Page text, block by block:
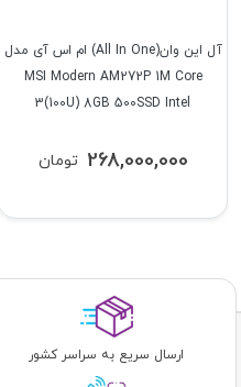
آل این وان(All In One) ام اس آی مدل
MSI Modern AM272P 1M Core
3(100U) 8GB 500SSD Intel
تومان 268,000,000
ارسال سریع به سراسر کشور